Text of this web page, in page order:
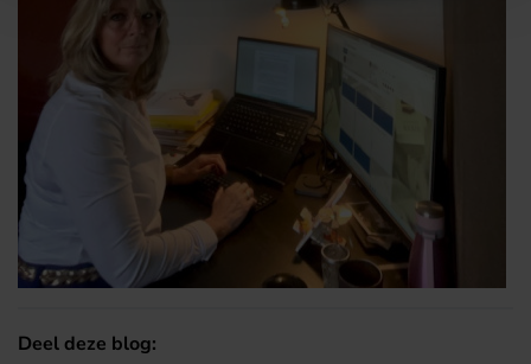
Deel deze blog: